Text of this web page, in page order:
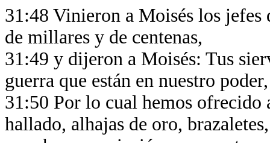
31:48 Vinieron a Moisés los
de millares y de centenas,
31:49 y dijeron a Moisés: Tus
guerra que están en nuestro
31:50 Por lo cual hemos ofrecido
hallado, alhajas de oro,